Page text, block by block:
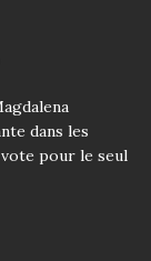
dans les
vote pour le seul